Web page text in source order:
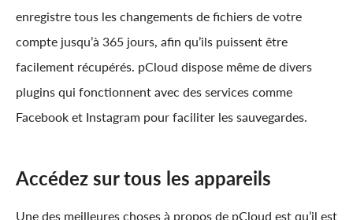
enregistre tous les changements de fichiers de votre
compte jusqu’à 365 jours, afin qu’ils puissent être
facilement récupérés. pCloud dispose même de divers
plugins qui fonctionnent avec des services comme
Facebook et Instagram pour faciliter les sauvegardes.
Accédez sur tous les appareils
Une des meilleures choses à propos de pCloud est qu’il est